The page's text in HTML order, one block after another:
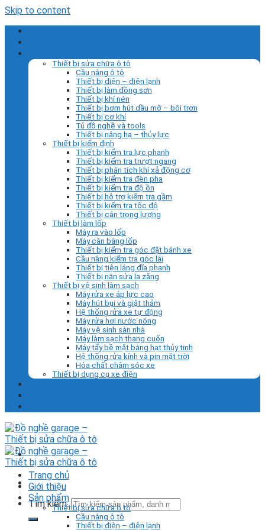
Skip to content
Thiết bị sửa chữa ô tô
Cầu nâng ô tô
Thiết bị điện – điện lạnh
Thiết bị làm đồng sơn
Thiết bị khí nén
Thiết bị bơm hút dầu mỡ – bôi trơn
Thiết bị cơ khí
Tủ đồ nghề và tools
Thiết bị nâng hạ – thủy lực
Thiết bị kiểm định
Thiết bị kiểm tra lực phanh
Thiết bị kiểm tra trượt ngang
Thiết bị phân tích khí xả động cơ
Thiết bị kiểm tra đèn pha
Thiết bị kiểm tra độ ồn
Thiết bị hỗ trợ kiểm tra gầm
Thiết bị kiểm tra tốc độ
Thiết bị cân trọng lượng
Thiết bị làm lốp
Máy ra vào lốp
Máy cân bằng lốp
Thiết bị kiểm tra góc đặt bánh xe
Cầu nâng kiểm tra góc lái
Thiết bị tiện láng đĩa phanh
Thiết bị nắn sửa la zăng
Thiết bị vệ sinh làm sạch
Máy rửa xe áp lực cao
Máy hút bụi và giặt thảm
Hệ thống rửa xe tự động
Máy rửa hơi nước nóng
Máy vệ sinh sàn nhà
Máy làm sạch thang cuốn
Máy tẩy bề mặt bằng hạt thủy tinh
Hệ thống rửa kính và pin mặt trời
Hóa chất chăm sóc xe
Thiết bị dụng cụ xe điện
Tìm kiếm:
Trang chủ
Giới thiệu
Sản phẩm
Thiết bị sửa chữa ô tô
Cầu nâng ô tô
Thiết bị điện – điện lạnh